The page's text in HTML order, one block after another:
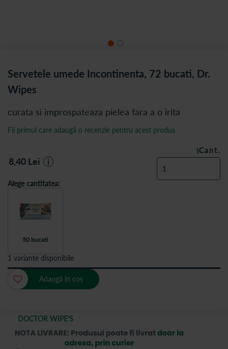
DOCTOR WIPE'S
Servetele umede Incontinenta, 72 bucati, Dr.
Wipes
curata si improspateaza pielea fara a o irita
ÎN STOC
Fii primul care adaugă o recenzie pentru acest produs
8,40 Lei i
Cant.
Alege cantitatea:
50 bucati
1 variante disponibile
Adaugă în coș